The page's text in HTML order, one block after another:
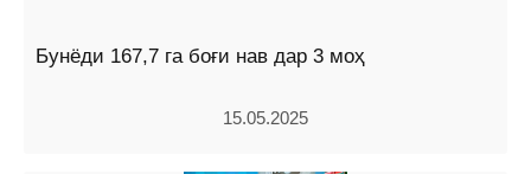
Бунёди 167,7 га боғи нав дар 3 моҳ
15.05.2025